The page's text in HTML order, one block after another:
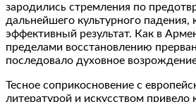
зародились стремления по
дальнейшего культурного падения,
эффективный результат. Как в
пределами восстановлению
последовало духовное
Тесное соприкосновение с
литературой и искусством привело